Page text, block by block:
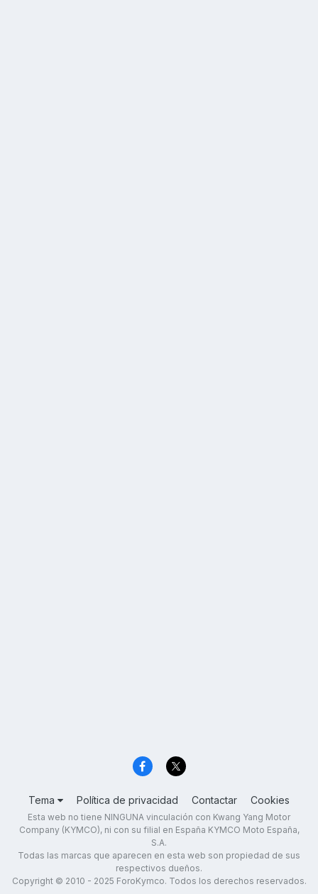
Tema Política de privacidad Contactar Cookies
Esta web no tiene NINGUNA vinculación con Kwang Yang Motor
Company (KYMCO), ni con su filial en España KYMCO Moto España,
S.A.
Todas las marcas que aparecen en esta web son propiedad de sus
respectivos dueños.
Copyright © 2010 - 2025 ForoKymco. Todos los derechos reservados.